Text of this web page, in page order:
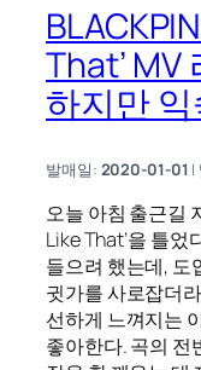
That’ MV
하지만
발매일: 2020-01-01 |
오늘 아침 출근길
Like That’을 틀
들으려 했는데, 도
귓가를 사로잡더
선하게 느껴지는
좋아한다. 곡의 전